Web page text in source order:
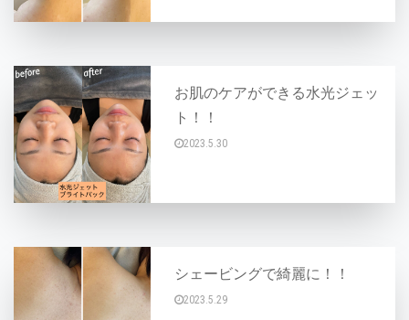
お肌のケアができる水光ジェッ
ト！！
2023.5.30
シェービングで綺麗に！！
2023.5.29